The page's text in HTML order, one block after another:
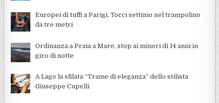
Europei di tuffi a Parigi, Tocci settimo nel trampolino
da tre metri
Ordinanza a Praia a Mare, stop ai minori di 14 anni in
giro di notte
A Lago la sfilata “Trame di eleganza” dello stilista
Giuseppe Cupelli